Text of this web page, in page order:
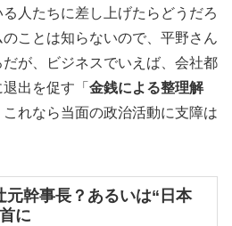
人たちに差し上げたらどうだろ
ことは知らないので、平野さん
が、ビジネスでいえば、会社都
出を促す「 金銭による整理解
これなら当面の政治活動に支障は
元幹事長？あるいは“日本
に